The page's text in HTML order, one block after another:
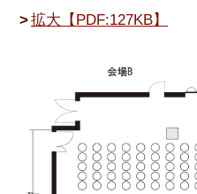
拡大【PDF:127KB】